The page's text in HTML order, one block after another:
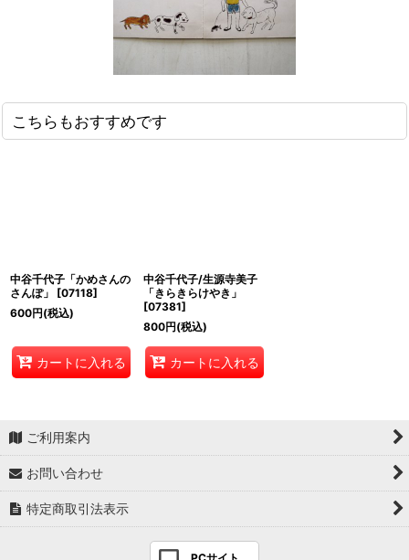
こちらもおすすめです
中谷千代子「かめさんの
さんぽ」
[07118]
600円(税込)
カートに入れる
中谷千代子/生源寺美子
「きらきらけやき」
[07381]
800円(税込)
カートに入れる
ご利用案内
お問い合わせ
特定商取引法表示